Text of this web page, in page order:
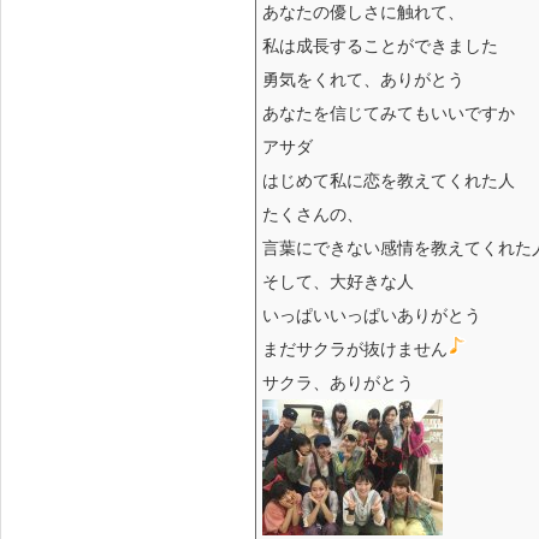
あなたの優しさに触れて、
私は成長することができました
勇気をくれて、ありがとう
あなたを信じてみてもいいですか
アサダ
はじめて私に恋を教えてくれた人
たくさんの、
言葉にできない感情を教えてくれた
そして、大好きな人
いっぱいいっぱいありがとう
まだサクラが抜けません
サクラ、ありがとう